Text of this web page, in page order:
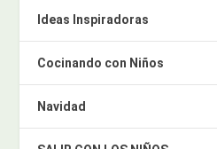
Ideas Inspiradoras
Cocinando con Niños
Navidad